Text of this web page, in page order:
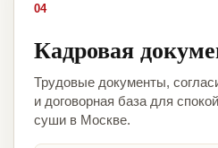
04
Кадровая
Трудовые документы,
и договорная база для
суши в Москве.